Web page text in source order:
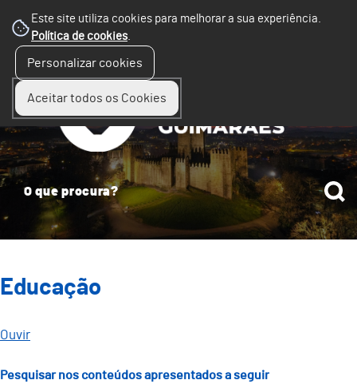
Este site utiliza cookies para melhorar a sua experiência.
Política de cookies.
Personalizar cookies
Aceitar todos os Cookies
Educação
Ouvir
Pesquisar nos conteúdos apresentados a seguir